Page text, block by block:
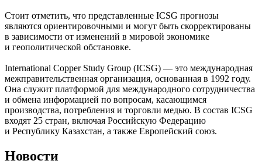
Стоит отметить, что представленные ICSG прогнозы
являются ориентировочными и могут быть скорректированы
в зависимости от изменений в мировой экономике
и геополитической обстановке.
International Copper Study Group (ICSG) — это международная
межправительственная организация, основанная в 1992 году.
Она служит платформой для международного сотрудничества
и обмена информацией по вопросам, касающимся
производства, потребления и торговли медью. В состав ICSG
входят 25 стран, включая Российскую Федерацию
и Республику Казахстан, а также Европейский союз.
Новости